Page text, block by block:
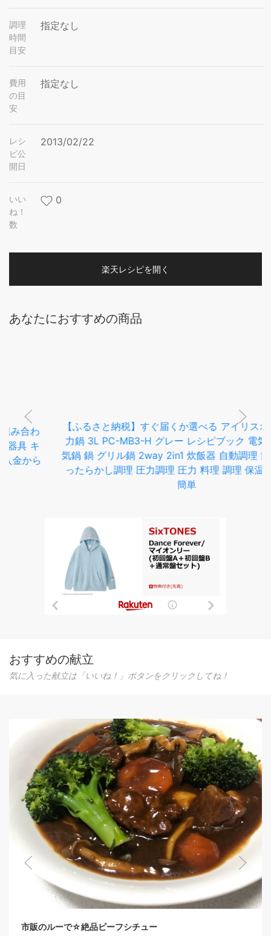
調理
時間
目安
指定なし
費用
の目
安
指定なし
レシ
ピ公
開日
2013/02/22
いい
ね！
数
0
楽天レシピを開く
あなたにおすすめの商品
【ふるさと納税】すぐ届くか選べる アイリスオーヤマ 圧
力鍋 3L PC-MB3-H グレー レシピブック 電気圧力鍋 電
気鍋 鍋 グリル鍋 2way 2in1 炊飯器 自動調理 簡単調理 ほ
ったらかし調理 圧力調理 圧力 料理 調理 保温 時短 安全
おすすめの献立
気に入った献立は「いいね！」ボタンをクリックしてね！
市販のルーで☆絶品ビーフシチュー